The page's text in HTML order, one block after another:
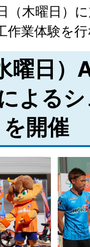
（木曜日）
作業体験を
曜日）
よる
開催